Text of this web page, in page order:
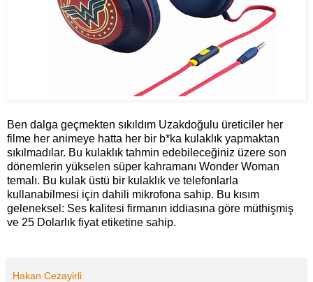
Ben dalga geçmekten sıkıldım Uzakdoğulu üreticiler her
filme her animeye hatta her bir b*ka kulaklık yapmaktan
sıkılmadılar. Bu kulaklık tahmin edebileceğiniz üzere son
dönemlerin yükselen süper kahramanı Wonder Woman
temalı. Bu kulak üstü bir kulaklık ve telefonlarla
kullanabilmesi için dahili mikrofona sahip. Bu kısım
geleneksel: Ses kalitesi firmanın iddiasına göre müthişmiş
ve 25 Dolarlık fiyat etiketine sahip.
Hakan Cezayirli